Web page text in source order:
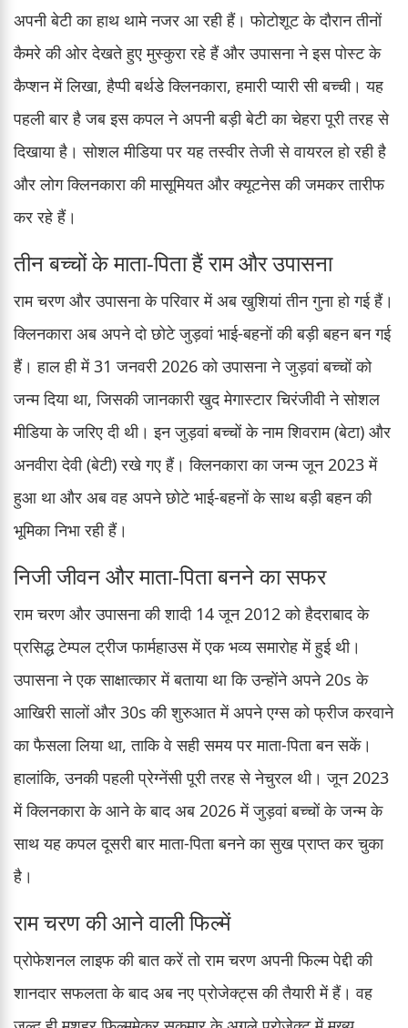
अपनी बेटी का हाथ थामे नजर आ रही हैं। फोटोशूट के दौरान तीनों
कैमरे की ओर देखते हुए मुस्कुरा रहे हैं और उपासना ने इस पोस्ट के
कैप्शन में लिखा, हैप्पी बर्थडे क्लिनकारा, हमारी प्यारी सी बच्ची। यह
पहली बार है जब इस कपल ने अपनी बड़ी बेटी का चेहरा पूरी तरह से
दिखाया है। सोशल मीडिया पर यह तस्वीर तेजी से वायरल हो रही है
और लोग क्लिनकारा की मासूमियत और क्यूटनेस की जमकर तारीफ
कर रहे हैं।
तीन बच्चों के माता-पिता हैं राम और उपासना
राम चरण और उपासना के परिवार में अब खुशियां तीन गुना हो गई हैं।
क्लिनकारा अब अपने दो छोटे जुड़वां भाई-बहनों की बड़ी बहन बन गई
हैं। हाल ही में 31 जनवरी 2026 को उपासना ने जुड़वां बच्चों को
जन्म दिया था, जिसकी जानकारी खुद मेगास्टार चिरंजीवी ने सोशल
मीडिया के जरिए दी थी। इन जुड़वां बच्चों के नाम शिवराम (बेटा) और
अनवीरा देवी (बेटी) रखे गए हैं। क्लिनकारा का जन्म जून 2023 में
हुआ था और अब वह अपने छोटे भाई-बहनों के साथ बड़ी बहन की
भूमिका निभा रही हैं।
निजी जीवन और माता-पिता बनने का सफर
राम चरण और उपासना की शादी 14 जून 2012 को हैदराबाद के
प्रसिद्ध टेम्पल ट्रीज फार्महाउस में एक भव्य समारोह में हुई थी।
उपासना ने एक साक्षात्कार में बताया था कि उन्होंने अपने 20s के
आखिरी सालों और 30s की शुरुआत में अपने एग्स को फ्रीज करवाने
का फैसला लिया था, ताकि वे सही समय पर माता-पिता बन सकें।
हालांकि, उनकी पहली प्रेग्नेंसी पूरी तरह से नेचुरल थी। जून 2023
में क्लिनकारा के आने के बाद अब 2026 में जुड़वां बच्चों के जन्म के
साथ यह कपल दूसरी बार माता-पिता बनने का सुख प्राप्त कर चुका
है।
राम चरण की आने वाली फिल्में
प्रोफेशनल लाइफ की बात करें तो राम चरण अपनी फिल्म पेद्दी की
शानदार सफलता के बाद अब नए प्रोजेक्ट्स की तैयारी में हैं। वह